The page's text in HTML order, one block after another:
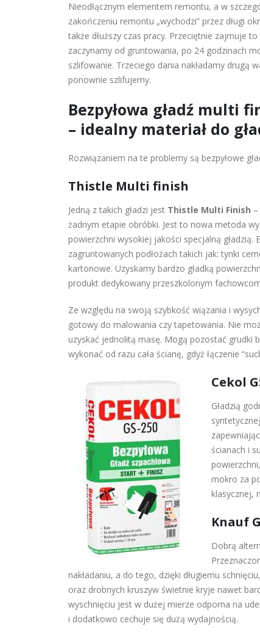
Nieodłącznym elementem remontu, a w
zakończeniu remontu „wychodzi” przez długi
także dłuższy czas pracy. Przeciętnie zajmuje
zaczynamy od gruntowania, po 24 godzinach
szlifowanie. Trzeciego dania nakładamy drugą
ponownie szlifujemy.
Bezpyłowa gładź multi
– idealny materiał do
Rozwiązaniem na te problemy są bezpyłowe
Thistle Multi finish
Jedną z takich gładzi jest Thistle Multi Finish
żadnym etapie obróbki. Jest to nowa metoda
powierzchni wysokiej jakości specjalną
zagruntowanych podłożach takich jak: tynki
kartonowe. Uzyskamy bardzo gładką
produkt dedykowany przeszkolonym
Ze względu na swoją szybkość wiązania i
gotowy do malowania czy tapetowania. Nie
uzyskać jednolitą masę. Mogą pozostać grudki
wykonać od razu cała ścianę, gdyż łączenie
Cekol
Gładzią
ścianach i
mokro za
klasycznej,
Knauf
Dobrą
nakładaniu, a do tego, dzięki długiemu
oraz drobnych kruszyw świetnie kryje nawet
wyschnięciu jest w dużej mierze odporna na
i dodatkowo cechuje się dużą wydajnością.